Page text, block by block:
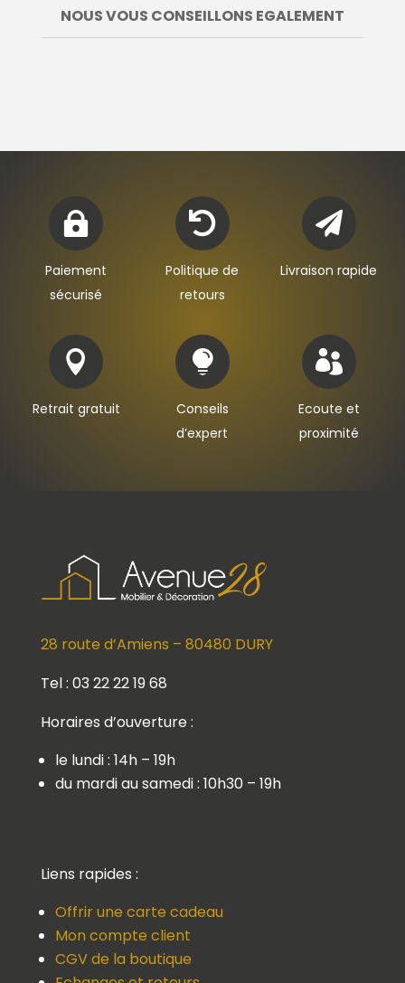
NOUS VOUS CONSEILLONS EGALEMENT

Paiement
sécurisé

Politique de
retours

Livraison rapide

Retrait gratuit

Conseils
d’expert

Ecoute et
proximité
28 route d’Amiens – 80480 DURY
Tel : 03 22 22 19 68
Horaires d’ouverture :
le lundi : 14h – 19h
du mardi au samedi : 10h30 – 19h
Liens rapides :
Offrir une carte cadeau
Mon compte client
CGV de la boutique